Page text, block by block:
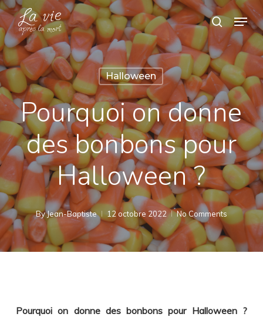
Skip
to
main
content
search
Menu
Halloween
Pourquoi on donne
des bonbons pour
Halloween ?
ByJean-Baptiste 12 octobre 2022 No Comments
Pourquoi on donne des bonbons pour Halloween ?
Close
Menu